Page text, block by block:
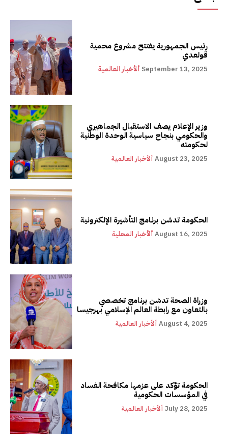
رئيس الجمهورية يفتتح مشروع محمية
قولعدي
ألأخبار العالمية September 13, 2025
وزير الإعلام يصف الاستقبال الجماهيري
والحكومي بنجاح سياسية الوحدة الوطنية
لحكومته
ألأخبار العالمية August 23, 2025
الحكومة تدشن برنامج التأشيرة الإلكترونية
ألأخبار المحلية August 16, 2025
وزراة الصحة تدشن برنامج تخصصي
بالتعاون مع رابطة العالم الإسلامي بهرجيسا
ألأخبار العالمية August 4, 2025
الحكومة تؤكد على عزمها مكافحة الفساد
في المؤسسات الحكومية
ألأخبار العالمية July 28, 2025